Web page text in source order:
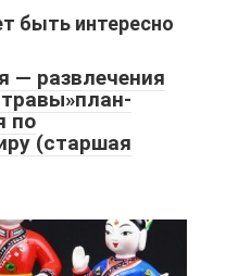
быть интересно
— развлечения
по
(старшая